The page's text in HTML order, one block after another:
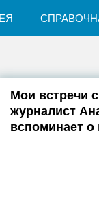
Мои встречи
журналист
вспоминает